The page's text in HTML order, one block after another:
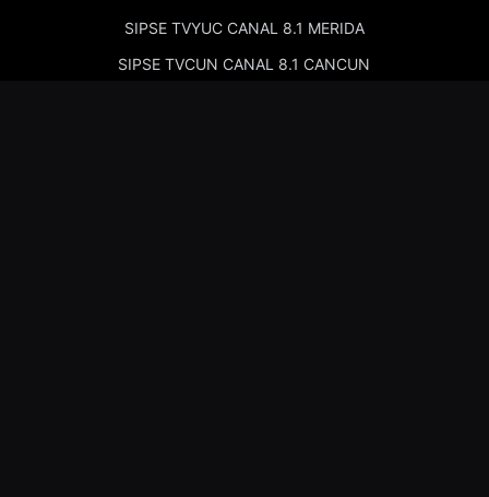
SIPSE TVYUC CANAL 8.1 MERIDA
SIPSE TVCUN CANAL 8.1 CANCUN